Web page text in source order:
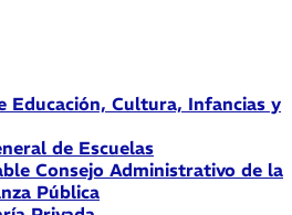
Educación, Cultura, Infancias y
de Escuelas
Consejo Administrativo de la
Pública